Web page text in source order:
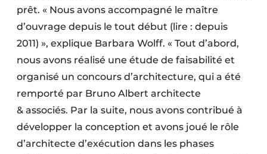
prêt. « Nous avons accompagné le maître
d’ouvrage depuis le tout début (lire : depuis
2011) », explique Barbara Wolff. « Tout d’abord,
nous avons réalisé une étude de faisabilité et
organisé un concours d’architecture, qui a été
remporté par Bruno Albert architecte
& associés. Par la suite, nous avons contribué à
développer la conception et avons joué le rôle
d’architecte d’exécution dans les phases